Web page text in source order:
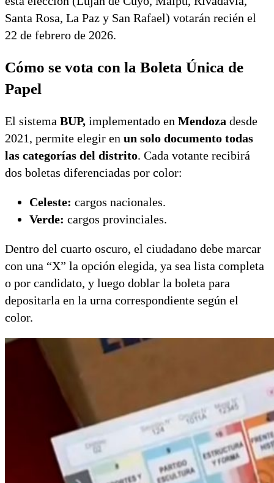
Santa Rosa, La Paz y San Rafael) votarán recién el
22 de febrero de 2026.
Cómo se vota con la Boleta Única de
Papel
El sistema BUP, implementado en Mendoza desde
2021, permite elegir en un solo documento todas
las categorías del distrito. Cada votante recibirá
dos boletas diferenciadas por color:
Celeste: cargos nacionales.
Verde: cargos provinciales.
Dentro del cuarto oscuro, el ciudadano debe marcar
con una “X” la opción elegida, ya sea lista completa
o por candidato, y luego doblar la boleta para
depositarla en la urna correspondiente según el
color.